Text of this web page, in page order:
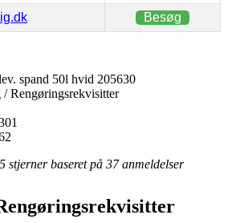
Besøg
spand 50l hvid 205630
/ Rengøringsrekvisitter
stjerner baseret på 37anmeldelser